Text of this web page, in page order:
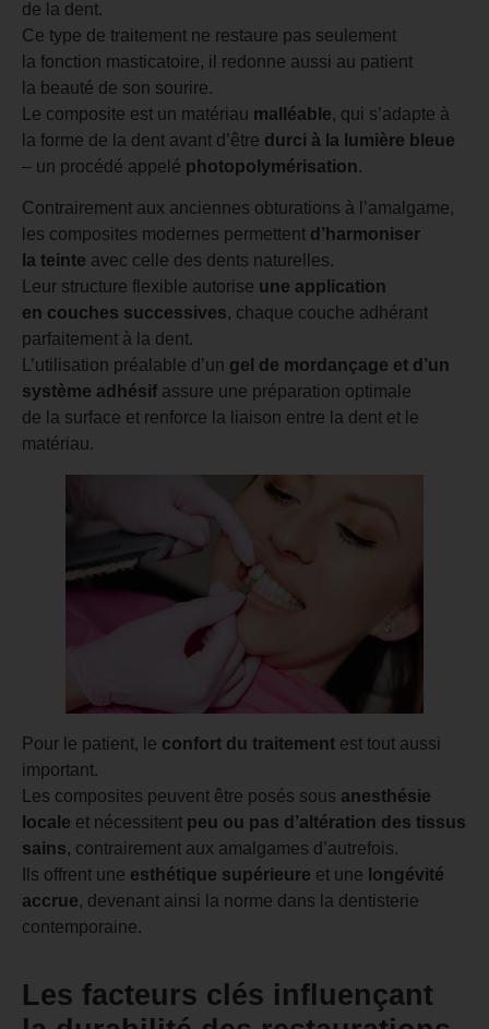
de la dent.
Ce type de traitement ne restaure pas seulement
la fonction masticatoire, il redonne aussi au patient
la beauté de son sourire.
Le composite est un matériau malléable, qui s’adapte à
la forme de la dent avant d’être durci à la lumière bleue
– un procédé appelé photopolymérisation.
Contrairement aux anciennes obturations à l’amalgame,
les composites modernes permettent d’harmoniser
la teinte avec celle des dents naturelles.
Leur structure flexible autorise une application
en couches successives, chaque couche adhérant
parfaitement à la dent.
L’utilisation préalable d’un gel de mordançage et d’un
système adhésif assure une préparation optimale
de la surface et renforce la liaison entre la dent et le
matériau.
Pour le patient, le confort du traitement est tout aussi
important.
Les composites peuvent être posés sous anesthésie
locale et nécessitent peu ou pas d’altération des tissus
sains, contrairement aux amalgames d’autrefois.
Ils offrent une esthétique supérieure et une longévité
accrue, devenant ainsi la norme dans la dentisterie
contemporaine.
Les facteurs clés influençant